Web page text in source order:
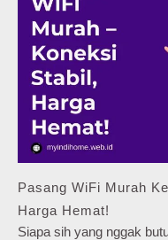
Pasang WiFi Murah
Harga Hemat!
Siapa sih yang nggak